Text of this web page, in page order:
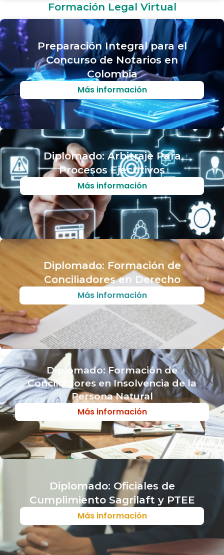
Formación Legal Virtual
Preparación Integral para el
Concurso de Notarios en
Colombia
Más información
Diplomado: Arbitraje Para
Procesos Ejecutivos
Más información
Diplomado: Formación de
Conciliadores en Derecho
Más información
Diplomado: Formación de
Conciliadores en Insolvencia de la
Persona Natural
Más información
Diplomado: Oficiales de
Cumplimiento Sagrilaft y PTEE
Más información